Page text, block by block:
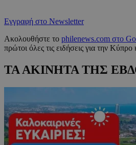
Εγγραφή στο Newsletter
Ακολουθήστε το philenews.com στο
πρώτοι όλες τις ειδήσεις για την
ΤΑ ΑΚΙΝΗΤΑ ΤΗΣ